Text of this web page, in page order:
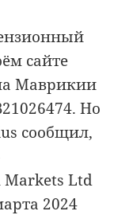
сайте
Маврикии
Но
сообщил,
Ltd
2024